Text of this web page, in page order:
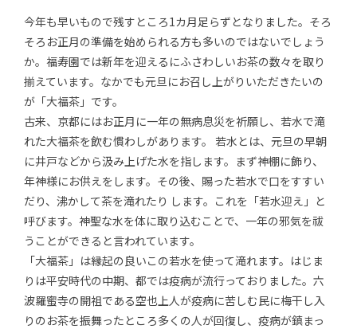
今年も早いもので残すところ1カ月足らずとなりました。そろ
そろお正月の準備を始められる方も多いのではないでしょう
か。福寿園では新年を迎えるにふさわしいお茶の数々を取り
揃えています。なかでも元旦にお召し上がりいただきたいの
が「大福茶」です。
古来、京都にはお正月に一年の無病息災を祈願し、若水で滝
れた大福茶を飲む慣わしがあります。 若水とは、元旦の早朝
に井戸などから汲み上げた水を指します。まず神棚に飾り、
年神様にお供えをします。その後、賜った若水で口をすすい
だり、沸かして茶を滝れたり します。これを「若水迎え」と
呼びます。神聖な水を体に取り込むことで、一年の邪気を祓
うことができると言われています。
「大福茶」は縁起の良いこの若水を使って滝れます。はじま
りは平安時代の中期、都では疫病が流行っておりました。六
波羅蜜寺の開祖である空也上人が疫病に苦しむ民に梅干し入
りのお茶を振舞ったところ多くの人が回復し、疫病が鎮まっ